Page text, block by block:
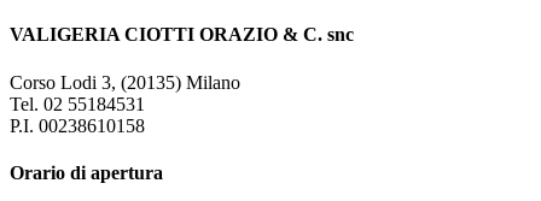
VALIGERIA CIOTTI ORAZIO & C. snc
Corso Lodi 3, (20135) Milano
Tel. 02 55184531
P.I. 00238610158
Orario di apertura